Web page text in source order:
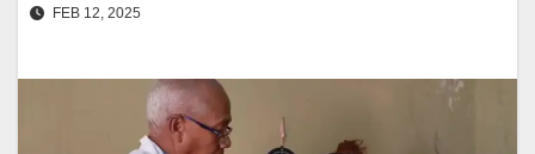
FEB 12, 2025